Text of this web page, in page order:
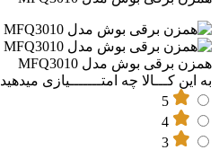
همزن برقی بوش مدل MFQ3010
به این کـــالا چه امتـــــــیازی میدهید